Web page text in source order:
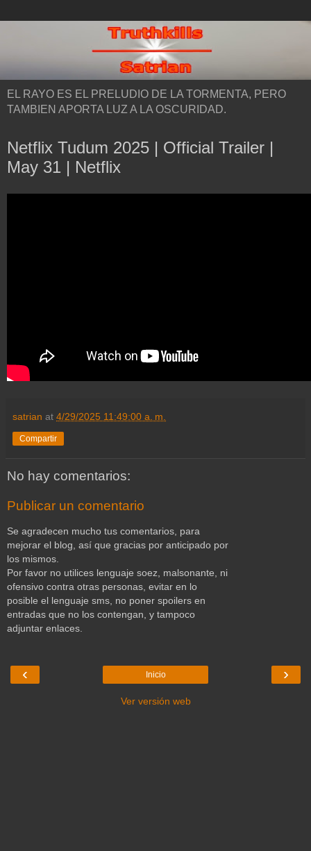
EL RAYO ES EL PRELUDIO DE LA TORMENTA, PERO
TAMBIEN APORTA LUZ A LA OSCURIDAD.
Netflix Tudum 2025 | Official Trailer |
May 31 | Netflix
satrian at 4/29/2025 11:49:00 a. m.
Compartir
No hay comentarios:
Publicar un comentario
Se agradecen mucho tus comentarios, para
mejorar el blog, así que gracias por anticipado por
los mismos.
Por favor no utilices lenguaje soez, malsonante, ni
ofensivo contra otras personas, evitar en lo
posible el lenguaje sms, no poner spoilers en
entradas que no los contengan, y tampoco
adjuntar enlaces.
‹ ›
Inicio
Ver versión web